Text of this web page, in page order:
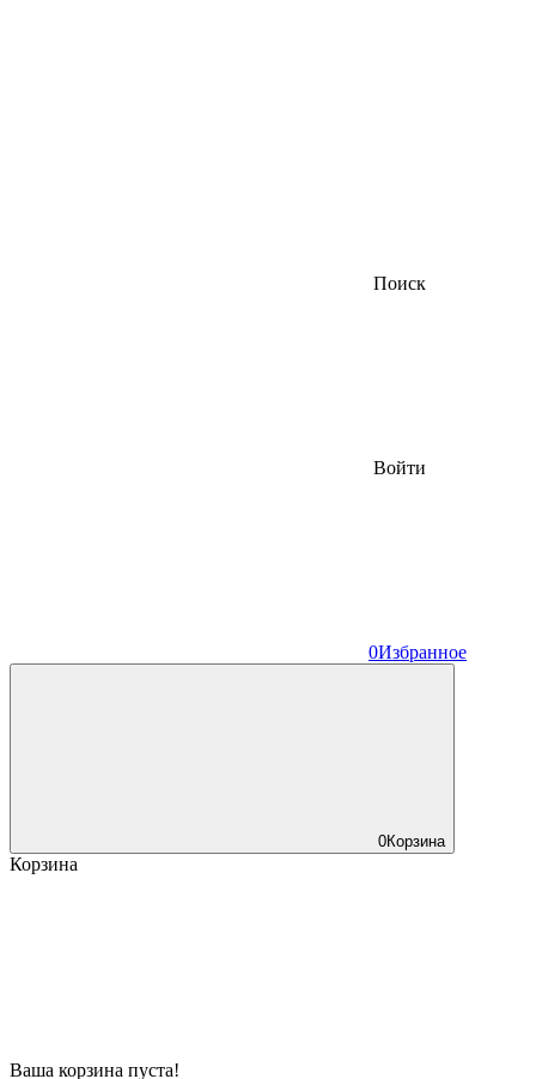
Поиск
Войти
0Избранное
0Корзина
Корзина
Ваша корзина пуста!